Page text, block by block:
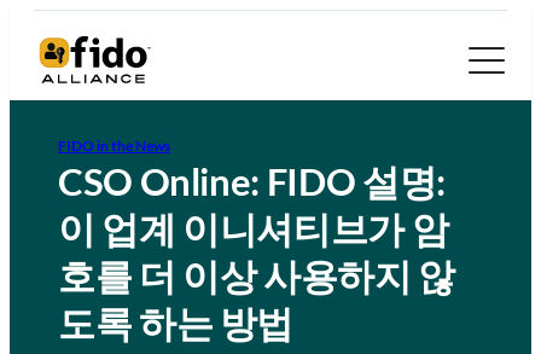
FIDO in the News
CSO Online: FIDO 설명:
이 업계 이니셔티브가 암
호를 더 이상 사용하지 않
도록 하는 방법